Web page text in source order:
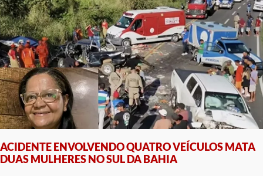
ACIDENTE ENVOLVENDO QUATRO VEÍCULOS MATA
DUAS MULHERES NO SUL DA BAHIA